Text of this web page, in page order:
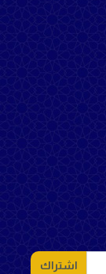
اشتراك